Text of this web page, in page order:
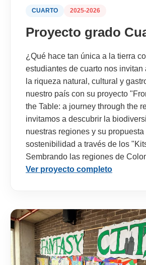
CUARTO 2025-2026
Proyecto grado
¿Qué hace tan única a la tierra
estudiantes de cuarto nos invitan
la riqueza natural, cultural y
nuestro país con su proyecto
the Table: a journey through the
invitamos a descubrir la
nuestras regiones y su propuesta
sostenibilidad a través de los
Sembrando las regiones de
Ver proyecto completo